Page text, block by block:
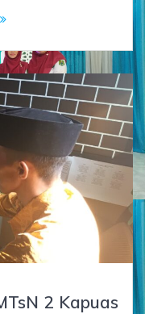
2 Kapuas